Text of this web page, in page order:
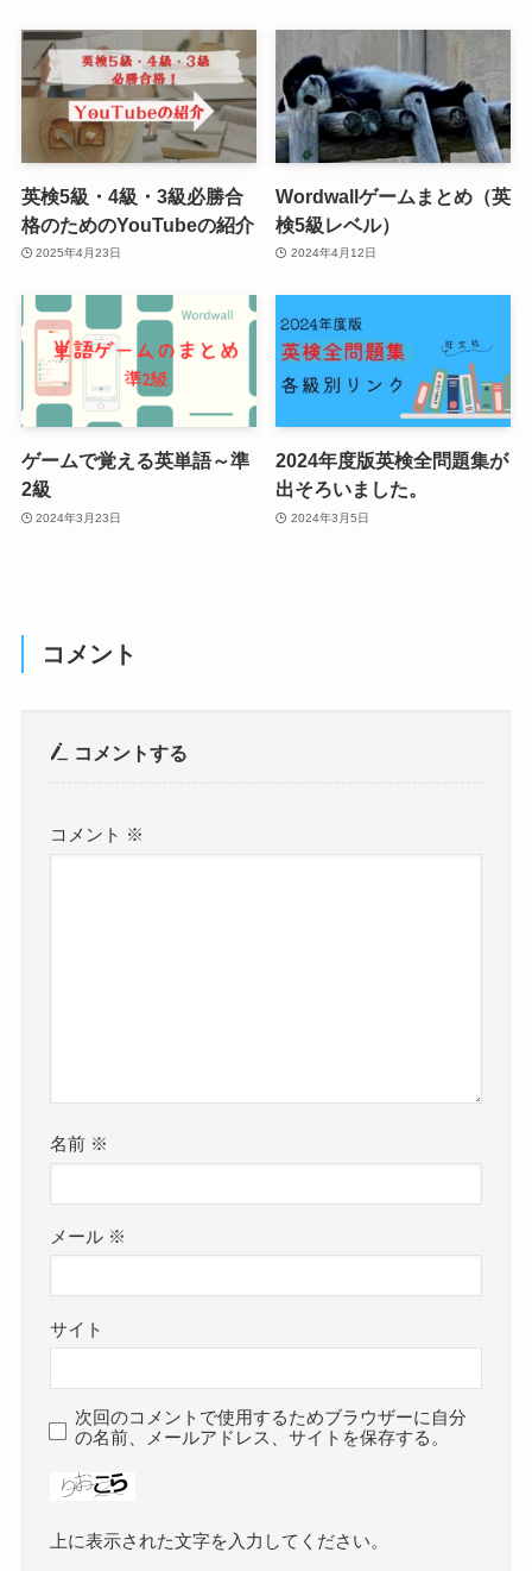
英検5級・4級・3級必勝合
格のためのYouTubeの紹介
2025年4月23日
Wordwallゲームまとめ（英
検5級レベル）
2024年4月12日
ゲームで覚える英単語～準
2級
2024年3月23日
2024年度版英検全問題集が
出そろいました。
2024年3月5日
コメント
コメントする
コメント ※
名前 ※
メール ※
サイト
次回のコメントで使用するためブラウザーに自分
の名前、メールアドレス、サイトを保存する。
上に表示された文字を入力してください。